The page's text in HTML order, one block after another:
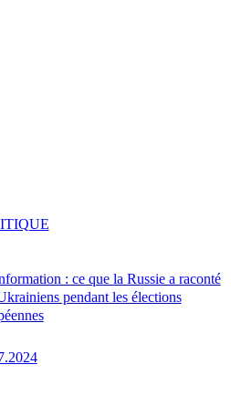
: ce que la Russie a raconté
pendant les élections